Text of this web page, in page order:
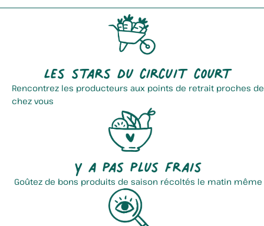
Les stars du circuit court
Rencontrez les producteurs aux points de retrait proches de
chez vous
Y a pas plus frais
Goûtez de bons produits de saison récoltés le matin même